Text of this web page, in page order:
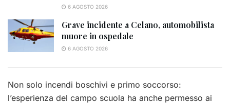
6 AGOSTO 2026
Grave incidente a Celano, automobilista
muore in ospedale
6 AGOSTO 2026
Non solo incendi boschivi e primo soccorso:
l’esperienza del campo scuola ha anche permesso ai